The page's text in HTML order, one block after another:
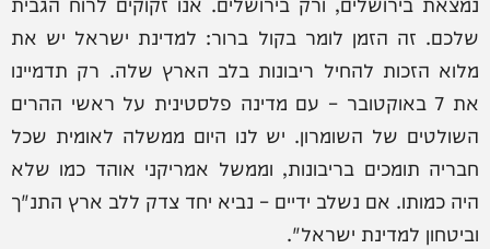
שלכם. זה הזמן לומר בקול ברור: למדינת ישראל יש את
מלוא הזכות להחיל ריבונות בלב הארץ שלה. רק תדמיינו
את 7 באוקטובר – עם מדינה פלסטינית על ראשי ההרים
השולטים של השומרון. יש לנו היום ממשלה לאומית שכל
חבריה תומכים בריבונות, וממשל אמריקני אוהד כמו שלא
היה כמותו. אם נשלב ידיים – נביא יחד צדק ללב ארץ התנ"ך
וביטחון למדינת ישראל".